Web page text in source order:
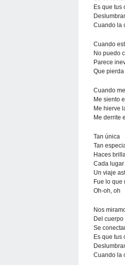
Es que tus
Cuando la
Cuando
No puedo
Parece
Que
Cuando
Me siento
Me hierve
Me derrite
Tan única
Tan
Haces
Cada lugar
Un viaje
Fue lo que
Oh-oh, oh
Nos
Del cuerpo
Se
Es que tus
Cuando la